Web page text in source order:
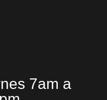
7am a